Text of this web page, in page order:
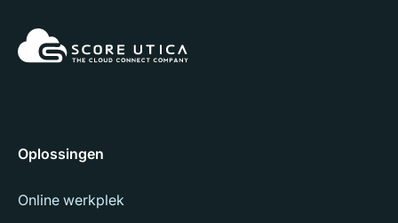
Oplossingen
Online werkplek